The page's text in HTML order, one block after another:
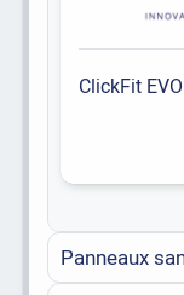
ClickFit EVO
Panneaux